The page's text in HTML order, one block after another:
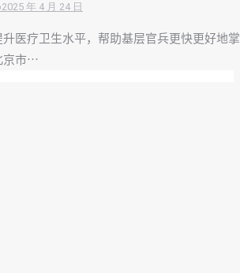
2025 年 4 月 24 日
医疗卫生水平，帮助基层官兵更快更好地
京市…